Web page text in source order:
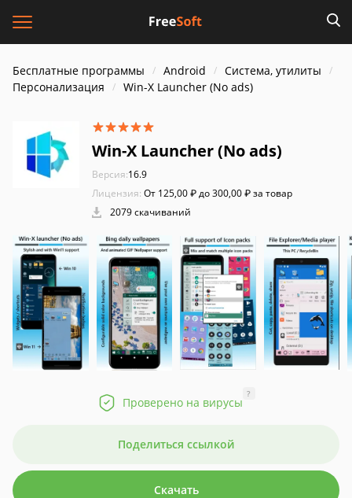
Бесплатные программы Android
Система, утилиты
Персонализация
Win-X Launcher (No ads)
Win-X Launcher (No ads)
Версия:16.9
Лицензия: От 125,00 ₽ до 300,00 ₽ за товар
2079 скачиваний
Проверено на вирусы
?
Поделиться ссылкой
Скачать